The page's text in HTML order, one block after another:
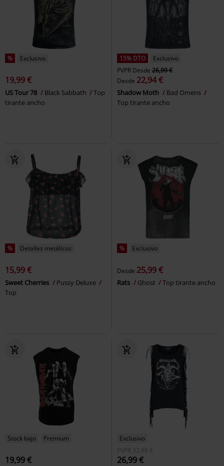
% Exclusivo
19,99 €
US Tour 78 Black Sabbath
Top
tirante ancho
15% DTO
Exclusivo
PVPR Desde 26,99 €
Desde 22,94 €
Shadow Moth
Bad Omens
Top tirante ancho
% Detalles metálicos
15,99 €
Sweet Cherries
Pussy Deluxe
Top
% Exclusivo
Desde 25,99 €
Rats Ghost Top tirante ancho
Stock bajo Premium
19,99 €
Exclusivo
PVPR 32,99 €
26,99 €